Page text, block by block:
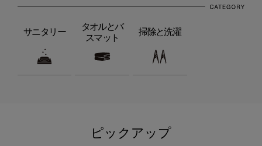
サニタリー
タオルとバ
スマット
掃除と洗濯
ピックアップ